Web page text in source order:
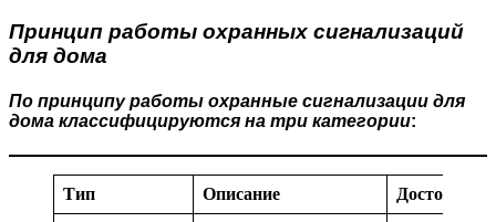
Принцип работы охранных сигнализаций
для дома
По принципу работы охранные сигнализации для
дома классифицируются на три категории:
Тип Описание